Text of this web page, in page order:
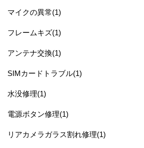
マイクの異常(1)
フレームキズ(1)
アンテナ交換(1)
SIMカードトラブル(1)
水没修理(1)
電源ボタン修理(1)
リアカメラガラス割れ修理(1)